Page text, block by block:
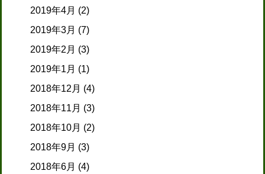
2019年4月 (2)
2019年3月 (7)
2019年2月 (3)
2019年1月 (1)
2018年12月 (4)
2018年11月 (3)
2018年10月 (2)
2018年9月 (3)
2018年6月 (4)